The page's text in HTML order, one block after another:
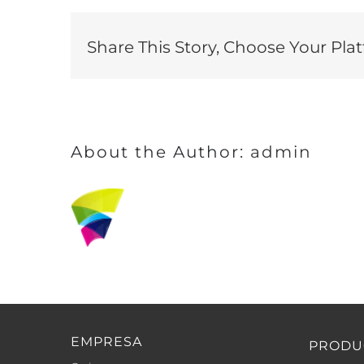
Share This Story, Choose Your
About the Author: admin
EMPRESA